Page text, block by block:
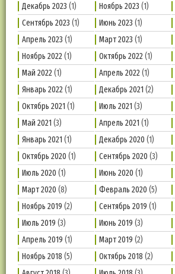
Декабрь 2023 (1) Ноябрь 2023 (1)
Сентябрь 2023 (1) Июнь 2023 (1)
Апрель 2023 (1) Март 2023 (1)
Ноябрь 2022(1) Октябрь 2022(1)
Май 2022(1) Апрель 2022(1)
Январь 2022(1) Декабрь 2021 (2)
Октябрь 2021 (1) Июль 2021 (3)
Май 2021 (3) Апрель 2021 (1)
Январь 2021 (1) Декабрь 2020 (1)
Октябрь 2020 (1) Сентябрь 2020 (3)
Июль 2020 (1) Июнь 2020 (1)
Март 2020 (8) Февраль 2020 (5)
Ноябрь 2019 (2) Сентябрь 2019 (1)
Июль 2019 (3) Июнь 2019 (3)
Апрель 2019 (1) Март 2019 (2)
Ноябрь 2018 (5) Октябрь 2018 (2)